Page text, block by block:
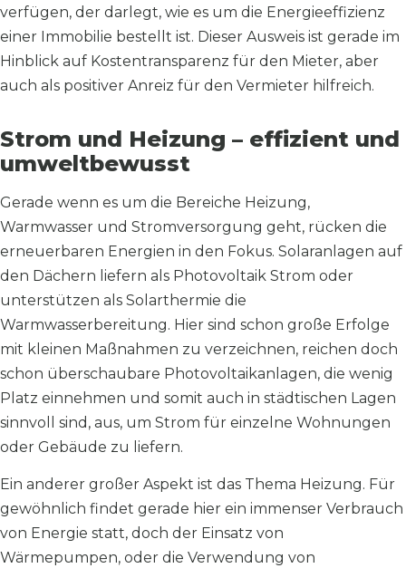
verfügen, der darlegt, wie es um die Energieeffizienz
einer Immobilie bestellt ist. Dieser Ausweis ist gerade im
Hinblick auf Kostentransparenz für den Mieter, aber
auch als positiver Anreiz für den Vermieter hilfreich.
Strom und Heizung – effizient und
umweltbewusst
Gerade wenn es um die Bereiche Heizung,
Warmwasser und Stromversorgung geht, rücken die
erneuerbaren Energien in den Fokus. Solaranlagen auf
den Dächern liefern als Photovoltaik Strom oder
unterstützen als Solarthermie die
Warmwasserbereitung. Hier sind schon große Erfolge
mit kleinen Maßnahmen zu verzeichnen, reichen doch
schon überschaubare Photovoltaikanlagen, die wenig
Platz einnehmen und somit auch in städtischen Lagen
sinnvoll sind, aus, um Strom für einzelne Wohnungen
oder Gebäude zu liefern.
Ein anderer großer Aspekt ist das Thema Heizung. Für
gewöhnlich findet gerade hier ein immenser Verbrauch
von Energie statt, doch der Einsatz von
Wärmepumpen, oder die Verwendung von